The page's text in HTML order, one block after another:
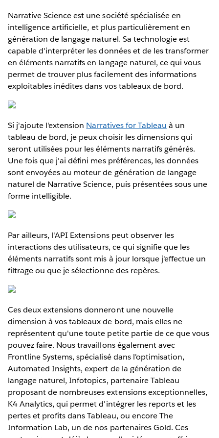
Narrative Science est une société spécialisée en
intelligence artificielle, et plus particulièrement en
génération de langage naturel. Sa technologie est
capable d'interpréter les données et de les transformer
en éléments narratifs en langage naturel, ce qui vous
permet de trouver plus facilement des informations
exploitables inédites dans vos tableaux de bord.
Si j'ajoute l'extension Narratives for Tableau à un
tableau de bord, je peux choisir les dimensions qui
seront utilisées pour les éléments narratifs générés.
Une fois que j'ai défini mes préférences, les données
sont envoyées au moteur de génération de langage
naturel de Narrative Science, puis présentées sous une
forme intelligible.
Par ailleurs, l'API Extensions peut observer les
interactions des utilisateurs, ce qui signifie que les
éléments narratifs sont mis à jour lorsque j'effectue un
filtrage ou que je sélectionne des repères.
Ces deux extensions donneront une nouvelle
dimension à vos tableaux de bord, mais elles ne
représentent qu'une toute petite partie de ce que vous
pouvez faire. Nous travaillons également avec
Frontline Systems, spécialisé dans l'optimisation,
Automated Insights, expert de la génération de
langage naturel, Infotopics, partenaire Tableau
proposant de nombreuses extensions exceptionnelles,
K4 Analytics, qui permet d'intégrer les reports et les
pertes et profits dans Tableau, ou encore The
Information Lab, un de nos partenaires Gold. Ces